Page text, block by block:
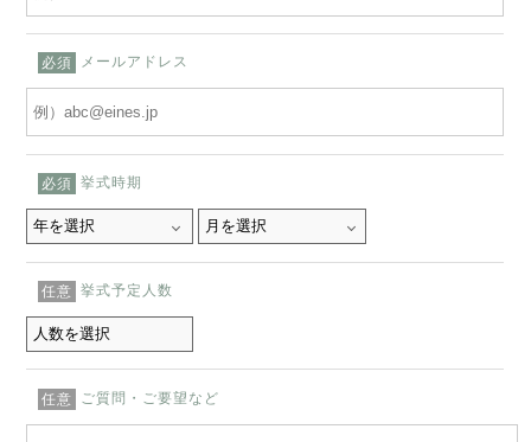
必須 メールアドレス
必須 挙式時期
任意 挙式予定人数
任意 ご質問・ご要望など